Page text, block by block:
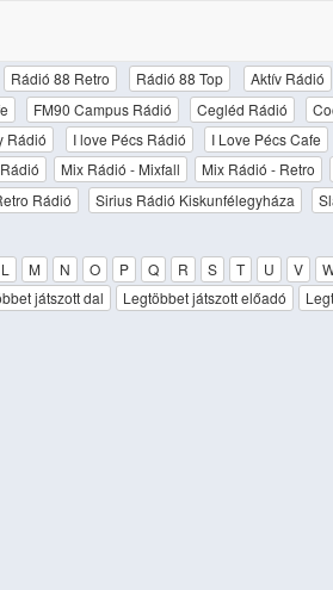
Rádió 88 Retro Rádió 88 Top Aktív Rádió
FM90 Campus Rádió Cegléd Rádió
Rádió I love Pécs Rádió I Love Pécs Cafe
Mix Rádió - Mixfall Mix Rádió - Retro
Rádió Sirius Rádió Kiskunfélegyháza
L M N O P Q R S T U V
játszott dal Legtöbbet játszott előadó